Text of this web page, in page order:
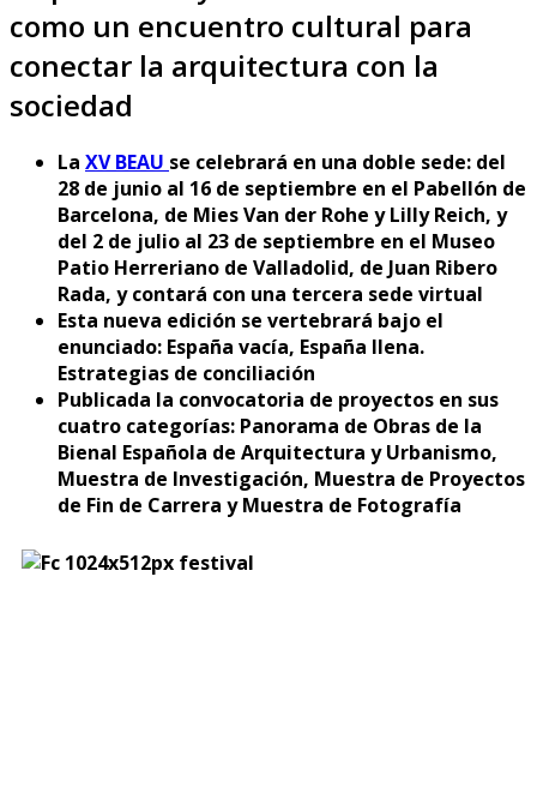
como un encuentro cultural para
conectar la arquitectura con la
sociedad
La XV BEAU se celebrará en una doble sede: del
28 de junio al 16 de septiembre en el Pabellón de
Barcelona, de Mies Van der Rohe y Lilly Reich, y
del 2 de julio al 23 de septiembre en el Museo
Patio Herreriano de Valladolid, de Juan Ribero
Rada, y contará con una tercera sede virtual
Esta nueva edición se vertebrará bajo el
enunciado: España vacía, España llena.
Estrategias de conciliación
Publicada la convocatoria de proyectos en sus
cuatro categorías: Panorama de Obras de la
Bienal Española de Arquitectura y Urbanismo,
Muestra de Investigación, Muestra de Proyectos
de Fin de Carrera y Muestra de Fotografía